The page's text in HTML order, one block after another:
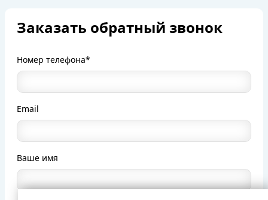
Заказать обратный звонок
Номер телефона*
Email
Ваше имя